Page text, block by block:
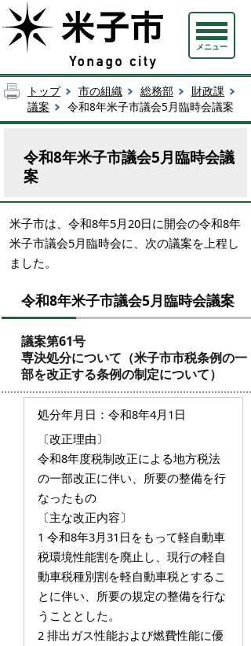
メニュー
トップ 市の組織 総務部
財政課
議案
令和8年米子市議会5月臨時会議案
令和8年米子市議会5月臨時会議
案
米子市は、令和8年5月20日に開会の令和8年
米子市議会5月臨時会に、次の議案を上程し
ました。
令和8年米子市議会5月臨時会議案
議案第61号
専決処分について（米子市市税条例の一
部を改正する条例の制定について）
処分年月日：令和8年4月1日
〔改正理由〕
令和8年度税制改正による地方税法
の一部改正に伴い、所要の整備を行
なったもの
〔主な改正内容〕
1 令和8年3月31日をもって軽自動車
税環境性能割を廃止し、現行の軽自
動車税種別割を軽自動車税とするこ
とに伴い、所要の規定の整備を行な
うこととした。
2 排出ガス性能および燃費性能に優